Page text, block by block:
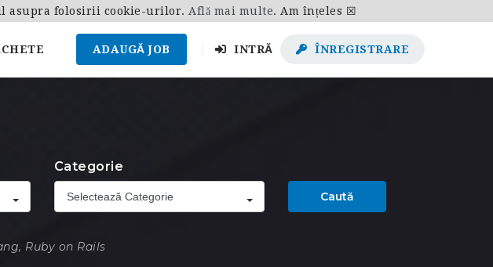
ADAUGĂ JOB INTRĂ ÎNREGISTRARE
Categorie
Selectează Categorie Caută
Ruby on Rails
asupra folosirii cookie-urilor. Află mai multe. Am înțeles ☒